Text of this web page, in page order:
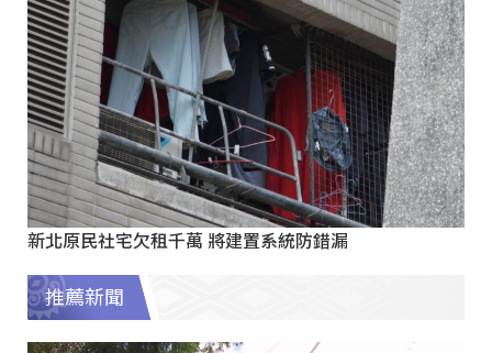
新北原民社宅欠租千萬 將建置系統防錯漏
推薦新聞